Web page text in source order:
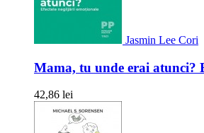
Jasmin Lee Cori
Mama, tu unde erai atunci?
42,86 lei